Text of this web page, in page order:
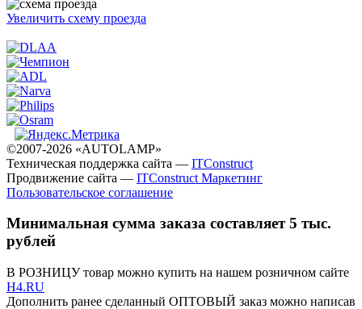
Увеличить схему проезда
©2007-2026 «AUTOLAMP»
Техническая поддержка сайта — ITConstruct
Продвижение сайта — ITConstruct Маркетинг
Пользовательское соглашение
Минимальная сумма заказа составляет 5 тыс.
рублей
В РОЗНИЦУ товар можно купить на нашем розничном сайте
H4.RU
Дополнить ранее сделанный ОПТОВЫЙ заказ можно написав